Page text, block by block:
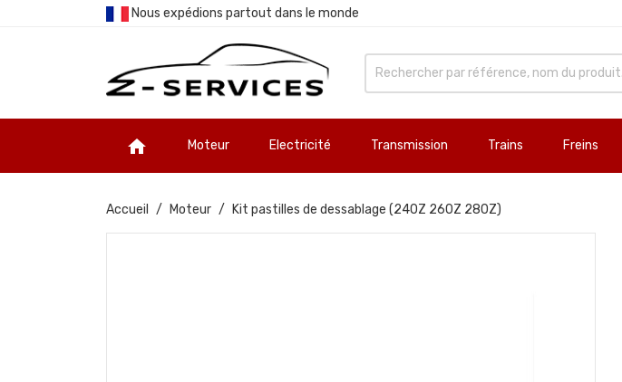
Nous expédions partout dans le monde
 Moteur Electricité Transmission Trains Freins
Accueil Moteur Kit pastilles de dessablage (240Z 260Z 280Z)